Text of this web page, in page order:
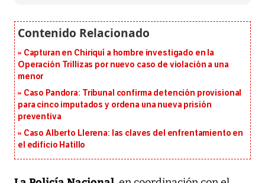
Capturan en Chiriquí a hombre investigado en la
Operación Trillizas por nuevo caso de violación a una
menor
Caso Pandora: Tribunal confirma detención provisional
para cinco imputados y ordena una nueva prisión
preventiva
Caso Alberto Llerena: las claves del enfrentamiento en
el edificio Hatillo